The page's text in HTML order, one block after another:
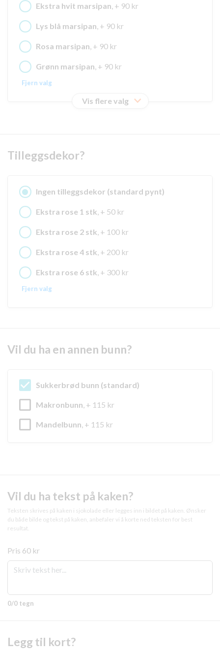
Ekstra hvit marsipan , + 90 kr
Lys blå marsipan , + 90 kr
Rosa marsipan , + 90 kr
Grønn marsipan , + 90 kr
Vis flere valg
Fjern valg
Tilleggsdekor?
Ingen tilleggsdekor (standard pynt)
Ekstra rose 1 stk , + 50 kr
Ekstra rose 2 stk , + 100 kr
Ekstra rose 4 stk , + 200 kr
Ekstra rose 6 stk , + 300 kr
Fjern valg
Vil du ha en annen bunn?
Sukkerbrød bunn (standard)
Makronbunn , + 115 kr
Mandelbunn , + 115 kr
Vil du ha tekst på kaken?
Teksten skrives på kaken i sjokolade eller legges inn i bildet på kaken. Ønsker
du både bilde og tekst på kaken, anbefaler vi å korte ned teksten for best
resultat.
Pris 60 kr
0/0 tegn
Legg til kort?